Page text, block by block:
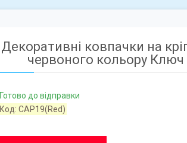
Декоративні ковпачки на
червоного кольору Ключ
Готово до відправки
Код:CAP19(Red)